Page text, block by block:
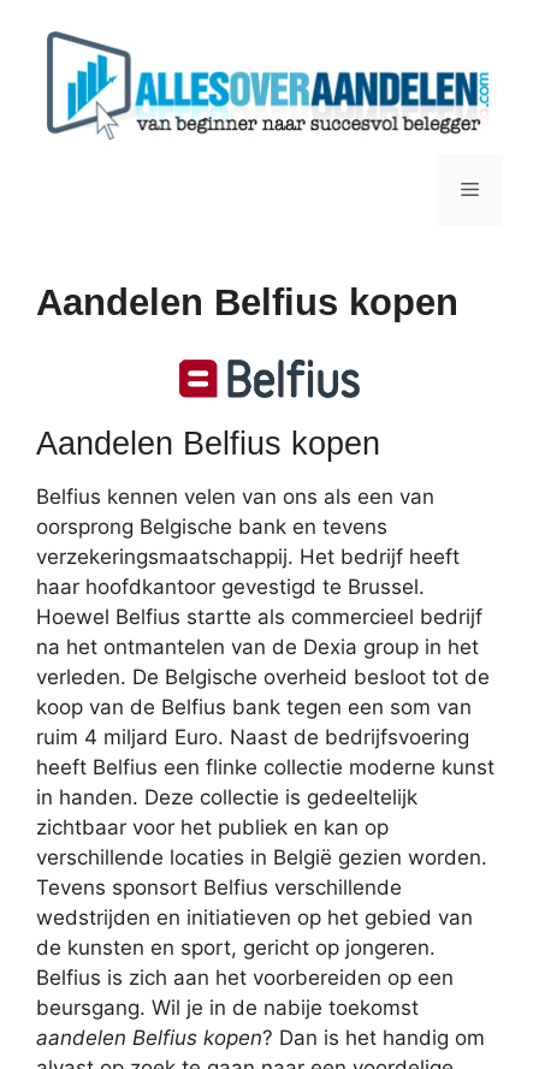
Menu
Aandelen Belfius kopen
Aandelen Belfius kopen
Belfius kennen velen van ons als een van
oorsprong Belgische bank en tevens
verzekeringsmaatschappij. Het bedrijf heeft
haar hoofdkantoor gevestigd te Brussel.
Hoewel Belfius startte als commercieel bedrijf
na het ontmantelen van de Dexia group in het
verleden. De Belgische overheid besloot tot de
koop van de Belfius bank tegen een som van
ruim 4 miljard Euro. Naast de bedrijfsvoering
heeft Belfius een flinke collectie moderne kunst
in handen. Deze collectie is gedeeltelijk
zichtbaar voor het publiek en kan op
verschillende locaties in België gezien worden.
Tevens sponsort Belfius verschillende
wedstrijden en initiatieven op het gebied van
de kunsten en sport, gericht op jongeren.
Belfius is zich aan het voorbereiden op een
beursgang. Wil je in de nabije toekomst
aandelen Belfius kopen? Dan is het handig om